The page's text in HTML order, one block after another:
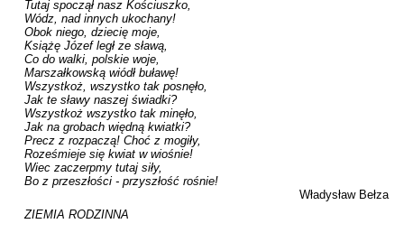
Tutaj spoczął nasz Kościuszko,
Wódz, nad innych ukochany!
Obok niego, dziecię moje,
Książę Józef legł ze sławą,
Co do walki, polskie woje,
Marszałkowską wiódł buławę!
Wszystkoż, wszystko tak posnęło,
Jak te sławy naszej świadki?
Wszystkoż wszystko tak minęło,
Jak na grobach więdną kwiatki?
Precz z rozpaczą! Choć z mogiły,
Roześmieje się kwiat w wiośnie!
Wiec zaczerpmy tutaj siły,
Bo z przeszłości - przyszłość rośnie!
Władysław Bełza
ZIEMIA RODZINNA